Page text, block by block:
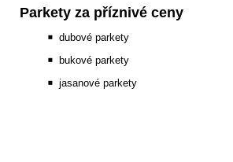
Parkety za příznivé ceny
dubové parkety
bukové parkety
jasanové parkety